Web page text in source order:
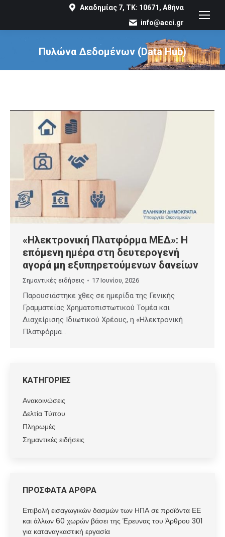
Ακαδημίας 7, ΤΚ: 10671, Αθήνα
info@acci.gr
Πυλώνα Δεδομένων (Data Hub)
You are here:
«Ηλεκτρονική Πλατφόρμα ΜΕΔ»: Η
επόμενη ημέρα στη δευτερογενή
αγορά μη εξυπηρετούμενων δανείων
Σημαντικές ειδήσεις 17 Ιουνίου, 2026
Παρουσιάστηκε χθες σε ημερίδα της Γενικής
Γραμματείας Χρηματοπιστωτικού Τομέα και
Διαχείρισης Ιδιωτικού Χρέους, η «Ηλεκτρονική
Πλατφόρμα…
ΚΑΤΗΓΟΡΙΕΣ
Ανακοινώσεις
Δελτία Τύπου
Πληρωμές
Σημαντικές ειδήσεις
ΠΡΟΣΦΑΤΑ ΑΡΘΡΑ
Επιβολή εισαγωγικών δασμών των ΗΠΑ σε προϊόντα ΕΕ
και άλλων 60 χωρών βάσει της Έρευνας του Άρθρου 301
για καταναγκαστική εργασία